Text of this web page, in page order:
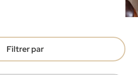
Filtrer par